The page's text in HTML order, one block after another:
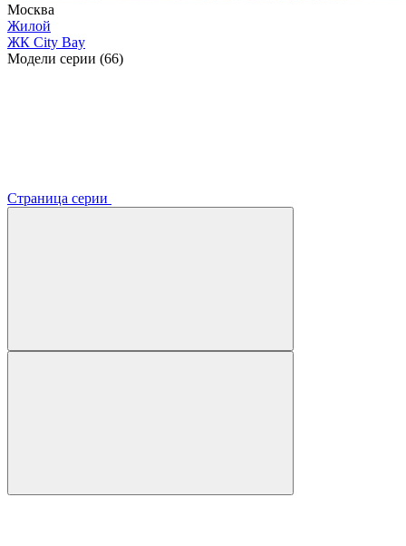
Москва
Жилой
ЖК City Bay
Модели серии (66)
Страница серии